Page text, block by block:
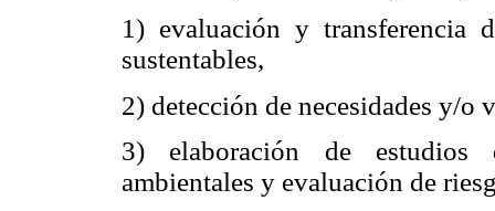
1) evaluación y transferencia
sustentables,
2) detección de necesidades y/o
3) elaboración de estudios
ambientales y evaluación de